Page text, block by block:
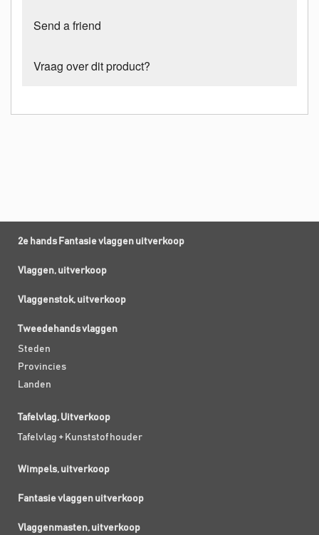
Send a friend
Vraag over dit product?
2e hands Fantasie vlaggen uitverkoop
Vlaggen, uitverkoop
Vlaggenstok, uitverkoop
Tweedehands vlaggen
Steden
Provincies
Landen
Tafelvlag, Uitverkoop
Tafelvlag + Kunststof houder
Wimpels, uitverkoop
Fantasie vlaggen uitverkoop
Vlaggenmasten, uitverkoop